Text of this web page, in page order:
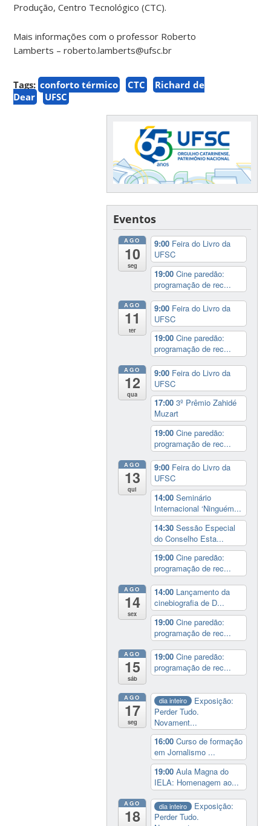
Produção, Centro Tecnológico (CTC).
Mais informações com o professor Roberto
Lamberts – roberto.lamberts@ufsc.br
Tags: conforto térmico CTC
Richard de
Dear
UFSC
Eventos
AGO
10
seg
9:00 Feira do Livro da
UFSC
19:00Cine paredão:
programação de rec...
AGO
11
ter
9:00 Feira do Livro da
UFSC
19:00Cine paredão:
programação de rec...
AGO
12
qua
9:00 Feira do Livro da
UFSC
17:003º Prêmio Zahidé
Muzart
19:00Cine paredão:
programação de rec...
AGO
13
qui
9:00 Feira do Livro da
UFSC
14:00Seminário
Internacional ‘Ninguém...
14:30Sessão Especial
do Conselho Esta...
19:00Cine paredão:
programação de rec...
AGO
14
sex
14:00 Lançamento da
cinebiografia de D...
19:00Cine paredão:
programação de rec...
AGO
15
sáb
19:00Cine paredão:
programação de rec...
AGO
17
seg
dia inteiro
Exposição:
Perder Tudo.
Novament...
16:00Curso de formação
em Jornalismo ...
19:00Aula Magna do
IELA: Homenagem ao...
AGO
18
dia inteiro
Exposição:
Perder Tudo.